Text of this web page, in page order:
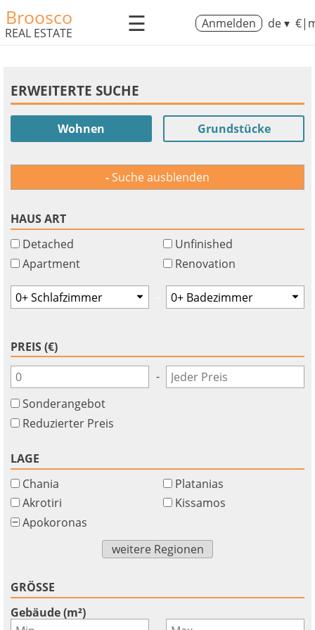
Broosco
REAL ESTATE ☰ Anmelden de ▾
ERWEITERTE SUCHE
Wohnen Grundstücke
Suche ausblenden
HAUS ART
Detached
Apartment
Unfinished
Renovation
PREIS (€)
-
Sonderangebot
Reduzierter Preis
LAGE
Chania
Akrotiri
Apokoronas
Platanias
Kissamos
weitere Regionen
GRÖSSE
Gebäude (m²)